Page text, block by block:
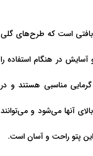
بافتی است که طرح‌های گلی
در هنگام استفاده را
مناسبی هستند و در
آنها می‌شود و می‌توانند
این پتو راحت و آسان است.